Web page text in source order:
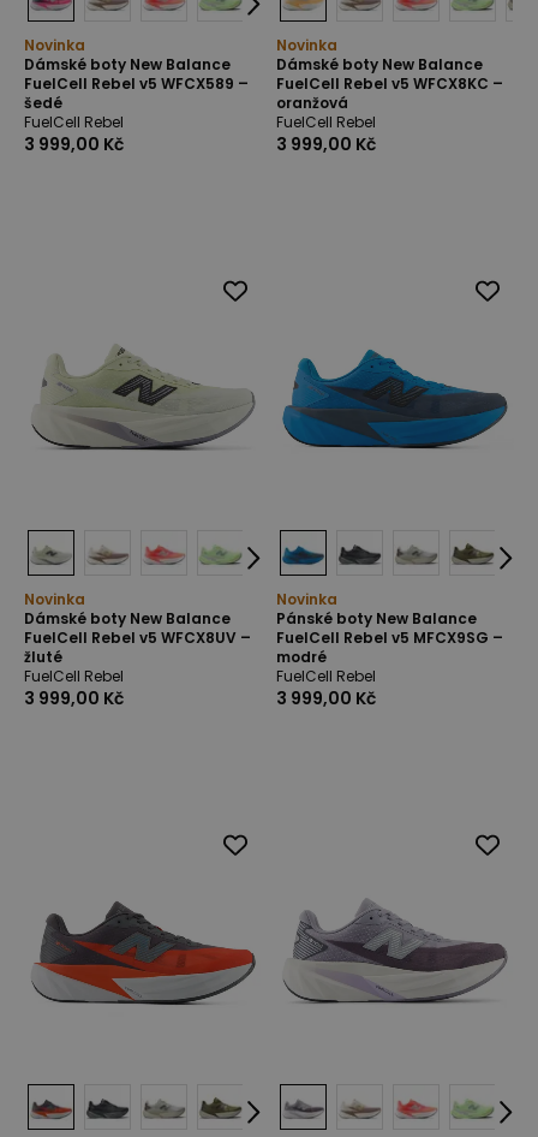
Novinka
Dámské boty New Balance
FuelCell Rebel v5 WFCX589 –
šedé
FuelCell Rebel
3 999,00 Kč
Novinka
Dámské boty New Balance
FuelCell Rebel v5 WFCX8KC –
oranžová
FuelCell Rebel
3 999,00 Kč
Novinka
Dámské boty New Balance
FuelCell Rebel v5 WFCX8UV –
žluté
FuelCell Rebel
3 999,00 Kč
Novinka
Pánské boty New Balance
FuelCell Rebel v5 MFCX9SG –
modré
FuelCell Rebel
3 999,00 Kč